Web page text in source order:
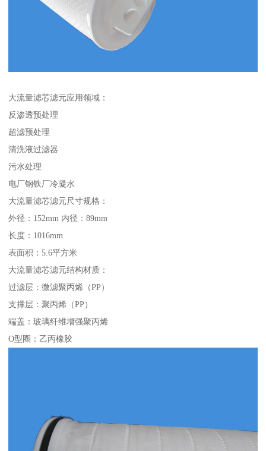
大流量滤芯滤元应用领域：
反渗透预处理
超滤预处理
清洗液过滤器
污水处理
电厂钢铁厂冷凝水
大流量滤芯滤元尺寸规格：
外径：152mm 内径：89mm
长度：1016mm
表面积：5.6平方米
大流量滤芯滤元结构材质：
过滤层：微滤聚丙烯（PP）
支撑层：聚丙烯（PP）
端盖：玻璃纤维增强聚丙烯
O型圈：乙丙橡胶